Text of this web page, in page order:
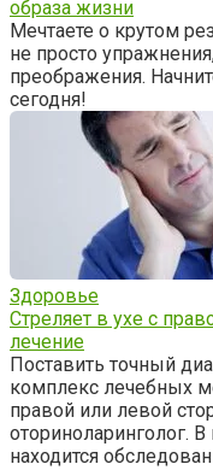
образа жизни
Мечтаете о крутом
не просто
преображения.
сегодня!
Здоровье
Стреляет в ухе с
лечение
Поставить точный
комплекс лечебных
правой или левой
оториноларинголог.
находится